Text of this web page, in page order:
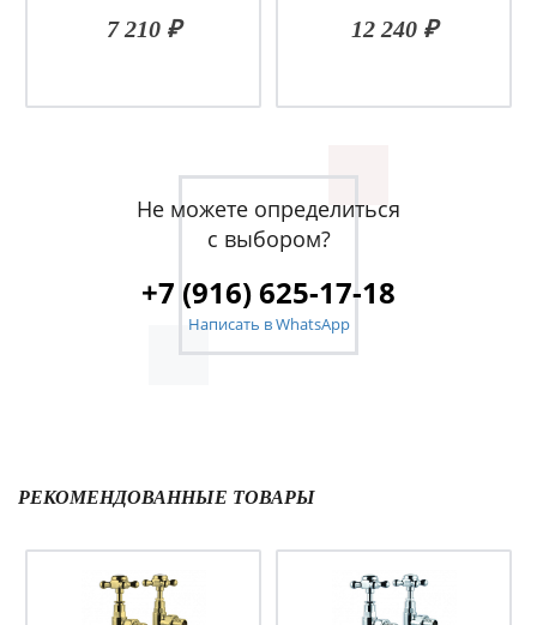
7 210 ₽ 12 240 ₽
Не можете определиться
с выбором?
+7 (916) 625-17-18
Написать в WhatsApp
РЕКОМЕНДОВАННЫЕ ТОВАРЫ